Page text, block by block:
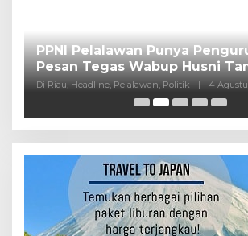
PPNI Pelalawan Punya
Pesan Tegas Wabup Husni
Di Riau, Headline, Pelalawan, Politik | 4